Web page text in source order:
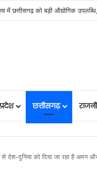
छत्तीसगढ़
देश-दुनिया को दिया जा रहा है अमन